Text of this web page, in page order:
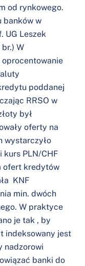
od rynkowego.
banków w
UG Leszek
W
poddanej
RRSO w
był
oferty na
wystarczyło
kurs PLN/CHF
ofert kredytów
KNF
min. dwóch
W praktyce
je tak , by
indeksowany jest
nadzorowi
banki do